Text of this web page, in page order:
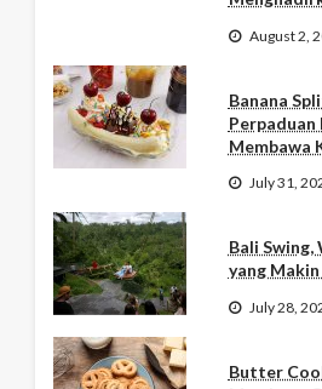
August 2,
Banana
Perpaduan
Membawa
July 31,
Bali Swing,
yang
July 28,
Butter